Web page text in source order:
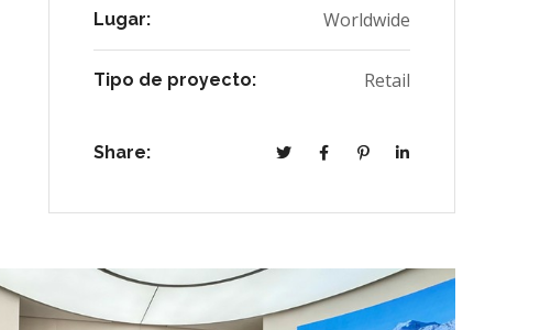
Lugar: Worldwide
Tipo de proyecto: Retail
Share: